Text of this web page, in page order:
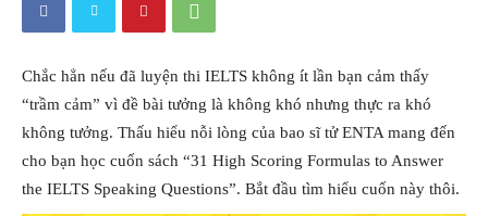
Chắc hẳn nếu đã luyện thi IELTS không ít lần bạn cảm thấy
“trầm cảm” vì đề bài tưởng là không khó nhưng thực ra khó
không tưởng. Thấu hiểu nỗi lòng của bao sĩ tử ENTA mang đến
cho bạn học cuốn sách “31 High Scoring Formulas to Answer
the IELTS Speaking Questions”. Bắt đầu tìm hiểu cuốn này thôi.